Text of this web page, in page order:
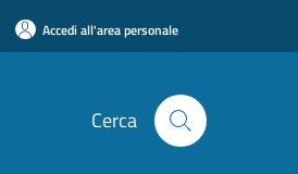
Accedi all'area personale
Cerca